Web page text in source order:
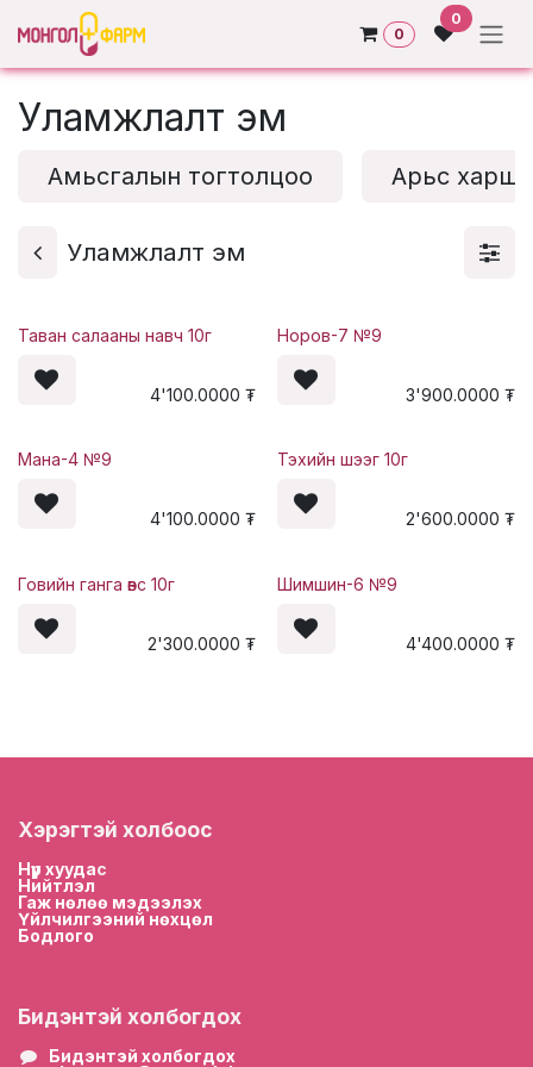
Skip to Content
0
0
Уламжлалт эм
Амьсгалын тогтолцоо Арьс
Уламжлалт эм
Таван салааны навч 10г
4'100.0000 ₮
Норов-7 №9
3'900.0000 ₮
Мана-4 №9
4'100.0000 ₮
Тэхийн шээг 10г
2'600.0000 ₮
Говийн ганга өвс 10г
2'300.0000 ₮
Шимшин-6 №9
4'400.0000 ₮
Хэрэгтэй холбоос
Нүүр хуудас
Нийтлэл
Гаж нөлөө мэдээлэх
Үйлчилгээний нөхцөл
Бодлого
Бидэнтэй холбогдох
Бидэнтэй холбогдох